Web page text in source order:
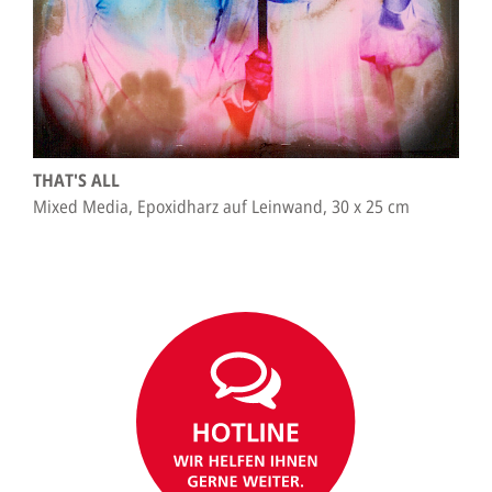
THAT'S ALL
Mixed Media, Epoxidharz auf Leinwand, 30 x 25 cm